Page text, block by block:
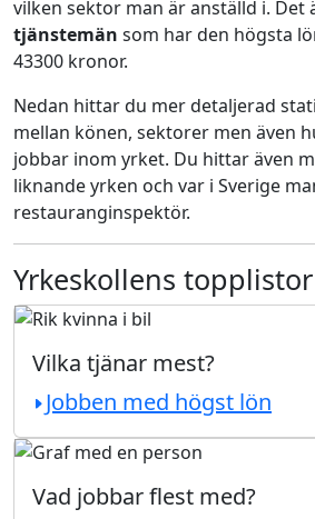
vilken sektor man är anställd i. Det
tjänstemän som har den högsta
43300 kronor.
Nedan hittar du mer detaljerad
mellan könen, sektorer men även
jobbar inom yrket. Du hittar även
liknande yrken och var i Sverige
restauranginspektör.
Yrkeskollens topplistor
Vilka tjänar mest?
Jobben med högst lön
Vad jobbar flest med?